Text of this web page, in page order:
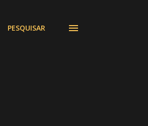
PESQUISAR